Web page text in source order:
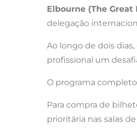
Elbourne (The Great
delegação
Ao longo de dois
profissional um
O programa
Para compra de
prioritária nas salas